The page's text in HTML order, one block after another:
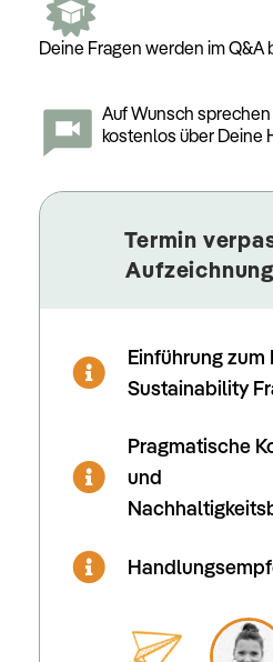
Deine Fragen werden im
Auf Wunsch
kostenlos über Deine
Termin
Einführung zum
Sustainability
Pragmatische
und